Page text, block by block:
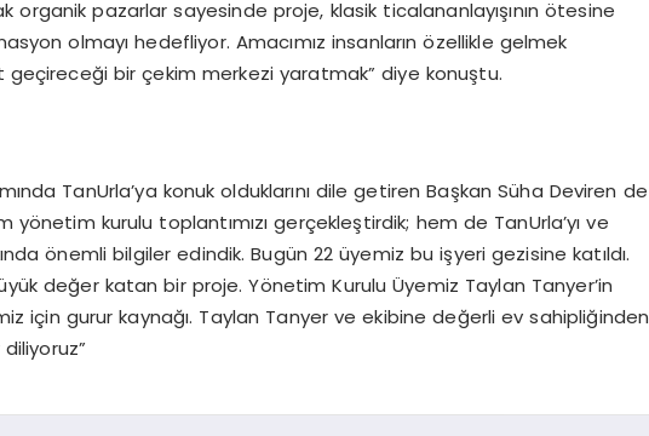
organik pazarlar sayesinde proje, klasik ticalananlayışının ötesine
olmayı hedefliyor. Amacımız insanların özellikle gelmek
geçireceği bir çekim merkezi yaratmak” diye konuştu.
TanUrla’ya konuk olduklarını dile getiren Başkan Süha Deviren de
yönetim kurulu toplantımızıgerçekleştirdik; hem de TanUrla’yı ve
önemli bilgiler edindik. Bugün 22 üyemiz bu işyeri gezisine katıldı.
değer katan bir proje. Yönetim Kurulu Üyemiz Taylan Tanyer’in
için gurur kaynağı. Taylan Tanyer ve ekibine değerli ev sahipliğinden